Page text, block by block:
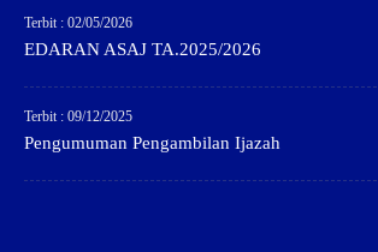
Terbit : 02/05/2026
EDARAN ASAJ TA.2025/2026
Terbit : 09/12/2025
Pengumuman Pengambilan Ijazah